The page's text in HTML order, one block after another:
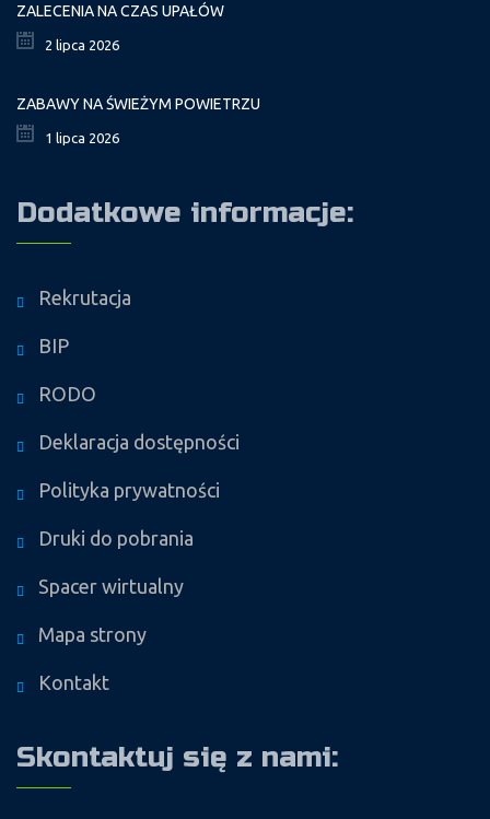
ZALECENIA NA CZAS UPAŁÓW
2 lipca 2026
ZABAWY NA ŚWIEŻYM POWIETRZU
1 lipca 2026
Dodatkowe informacje:
Rekrutacja
BIP
RODO
Deklaracja dostępności
Polityka prywatności
Druki do pobrania
Spacer wirtualny
Mapa strony
Kontakt
Skontaktuj się z nami: